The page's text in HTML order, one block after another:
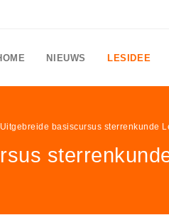
NIEUWS LESIDEE
Uitgebreide basiscursus sterrenkunde